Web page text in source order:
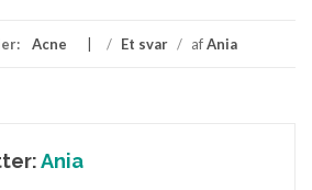
Acne / Et svar / afAnia
Ania